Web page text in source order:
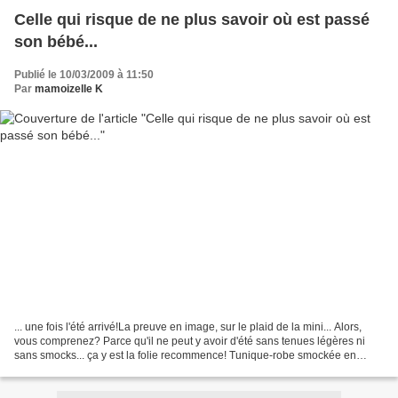
Celle qui risque de ne plus savoir où est passé
son bébé...
Publié le 10/03/2009 à 11:50
Par mamoizelle K
... une fois l'été arrivé!La preuve en image, sur le plaid de la mini... Alors,
vous comprenez? Parce qu'il ne peut y avoir d'été sans tenues légères ni
sans smocks... ça y est la folie recommence! Tunique-robe smockée en